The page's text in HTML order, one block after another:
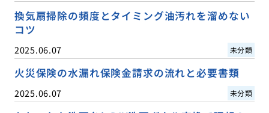
換気扇掃除の頻度とタイミング油汚れを溜めない
コツ
2025.06.07 未分類
火災保険の水漏れ保険金請求の流れと必要書類
2025.06.07 未分類